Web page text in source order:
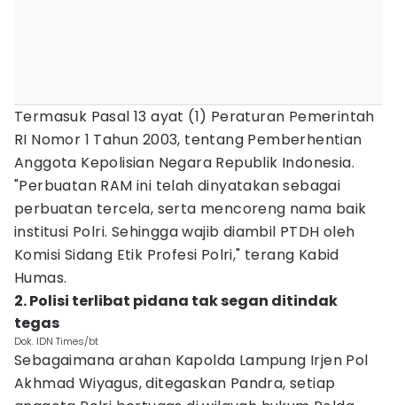
Termasuk Pasal 13 ayat (1) Peraturan Pemerintah
RI Nomor 1 Tahun 2003, tentang Pemberhentian
Anggota Kepolisian Negara Republik Indonesia.
"Perbuatan RAM ini telah dinyatakan sebagai
perbuatan tercela, serta mencoreng nama baik
institusi Polri. Sehingga wajib diambil PTDH oleh
Komisi Sidang Etik Profesi Polri," terang Kabid
Humas.
2. Polisi terlibat pidana tak segan ditindak
tegas
Dok. IDN Times/bt
Sebagaimana arahan Kapolda Lampung Irjen Pol
Akhmad Wiyagus, ditegaskan Pandra, setiap